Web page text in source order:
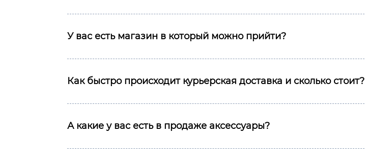
У вас есть магазин в который можно прийти?
Как быстро происходит курьерская доставка и сколько стоит?
А какие у вас есть в продаже аксессуары?